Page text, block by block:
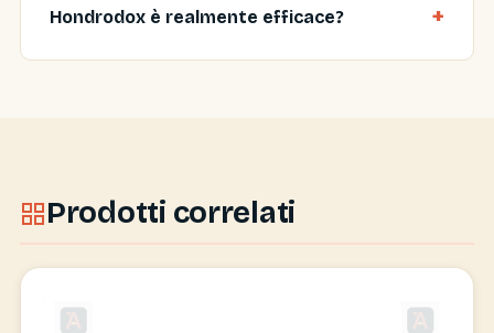
Hondrodox è realmente efficace?
Prodotti correlati